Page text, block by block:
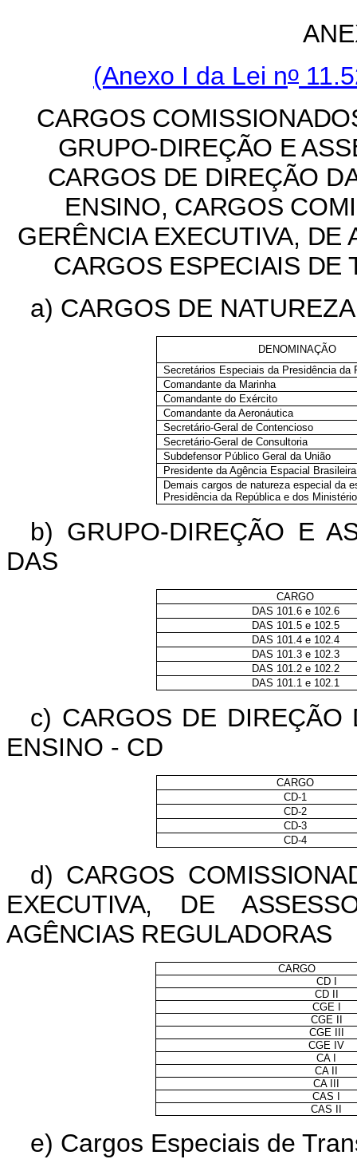
(Anexo I da Lei no
CARGOS
GRUPO-DIREÇÃO E
CARGOS DE DIREÇÃO
ENSINO, CARGOS
GERÊNCIA EXECUTIVA, DE
CARGOS ESPECIAIS DE
a) CARGOS DE
DENOMINAÇÃO
Secretários Especiais da Presidência da
Comandante da Marinha
Comandante do Exército
Comandante da Aeronáutica
Secretário-Geral de Contencioso
Secretário-Geral de Consultoria
Subdefensor Público Geral da União
Presidente da Agência Espacial Brasileira
Demais cargos de natureza especial da
Presidência da República e dos
b) GRUPO-DIREÇÃO E
DAS
CARGO
DAS 101.6 e 102.6
DAS 101.5 e 102.5
DAS 101.4 e 102.4
DAS 101.3 e 102.3
DAS 101.2 e 102.2
DAS 101.1 e 102.1
c) CARGOS DE DIREÇÃO
ENSINO - CD
CARGO
CD-1
CD-2
CD-3
CD-4
d) CARGOS
EXECUTIVA, DE
AGÊNCIAS REGULADORAS
CARGO
CD I
CD II
CGE I
CGE II
CGE III
CGE IV
CA I
CA II
CA III
CAS I
CAS II
e) Cargos Especiais de